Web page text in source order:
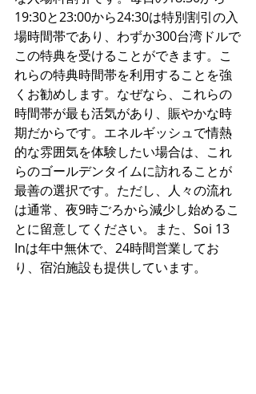
19:30と23:00から24:30は特別割引の入
場時間帯であり、わずか300台湾ドルで
この特典を受けることができます。こ
れらの特典時間帯を利用することを強
くお勧めします。なぜなら、これらの
時間帯が最も活気があり、賑やかな時
期だからです。エネルギッシュで情熱
的な雰囲気を体験したい場合は、これ
らのゴールデンタイムに訪れることが
最善の選択です。ただし、人々の流れ
は通常、夜9時ごろから減少し始めるこ
とに留意してください。また、Soi 13
Inは年中無休で、24時間営業してお
り、宿泊施設も提供しています。